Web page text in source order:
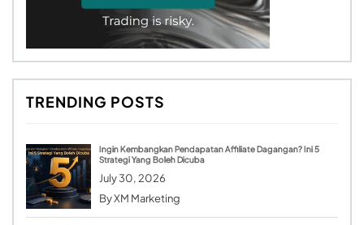
TRENDING POSTS
Ingin Kembangkan Pendapatan Affiliate Dagangan? Ini 5
Strategi Yang Boleh Dicuba
July 30, 2026
ByXM Marketing